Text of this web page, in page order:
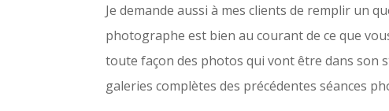
Je demande aussi à mes clients de remplir un
photographe est bien au courant de ce que
toute façon des photos qui vont être dans son
galeries complètes des précédentes séances